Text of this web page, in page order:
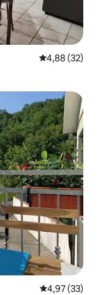
4,88 (32)
4,97 (33)